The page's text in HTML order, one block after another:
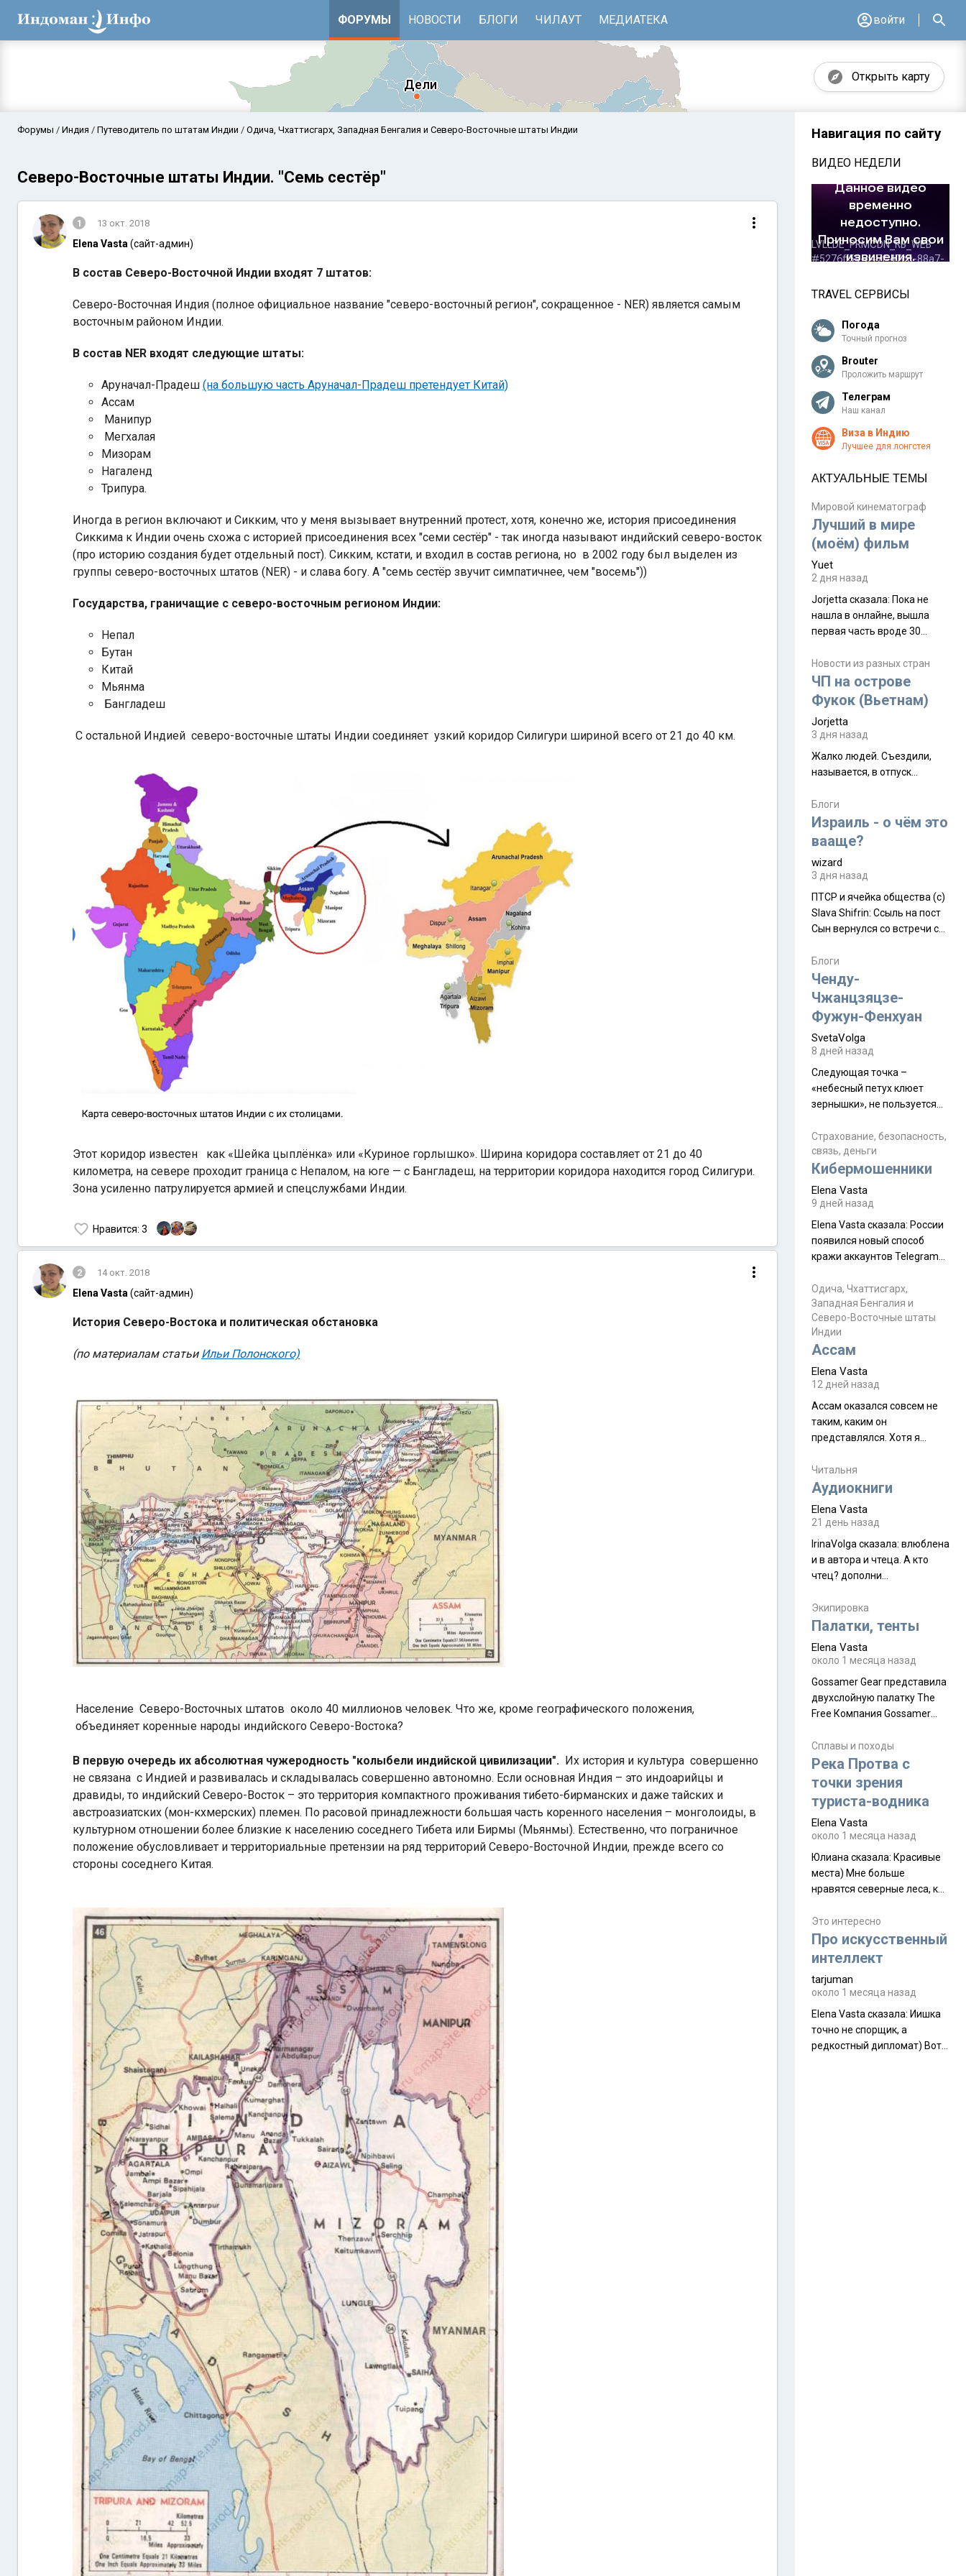
ФОРУМЫ НОВОСТИ БЛОГИ ЧИЛАУТ МЕДИАТЕКА войти
Открыть карту
Аравийское море
Форумы Индия Путеводитель по штатам Индии Одича, Чхаттисгарх, Западная Бенгалия и Северо-Восточные штаты Индии
Северо-Восточные штаты Индии. "Семь сестёр"
1 13 окт. 2018
Elena Vasta (сайт-админ)
В состав Северо-Восточной Индии входят 7 штатов:
Северо-Восточная Индия (полное официальное название "северо-восточный регион", сокращенное - NER) является самым
восточным районом Индии.
В состав NER входят следующие штаты:
Аруначал-Прадеш (на большую часть Аруначал-Прадеш претендует Китай)
Ассам
Манипур
Мегхалая
Мизорам
Нагаленд
Трипура.
Иногда в регион включают и Сикким, что у меня вызывает внутренний протест, хотя, конечно же, история присоединения
Сиккима к Индии очень схожа с историей присоединения всех "семи сестёр" - так иногда называют индийский северо-восток
(про историю создания будет отдельный пост). Сикким, кстати, и входил в состав региона, но в 2002 году был выделен из
группы северо-восточных штатов (NER) - и слава богу. А "семь сестёр звучит симпатичнее, чем "восемь"))
Государства, граничащие с северо-восточным регионом Индии:
Непал
Бутан
Китай
Мьянма
Бангладеш
С остальной Индией северо-восточные штаты Индии соединяет узкий коридор Силигури шириной всего от 21 до 40 км.
Этот коридор известен как «Шейка цыплёнка» или «Куриное горлышко». Ширина коридора составляет от 21 до 40
километра, на севере проходит граница с Непалом, на юге — с Бангладеш, на территории коридора находится город Силигури.
Зона усиленно патрулируется армией и спецслужбами Индии.
Нравится: 3
2 14 окт. 2018
Elena Vasta(сайт-админ)
История Северо-Востока и политическая обстановка
(по материалам статьи Ильи Полонского)
Население Северо-Восточных штатов около 40 миллионов человек. Что же, кроме географического положения,
объединяет коренные народы индийского Северо-Востока?
В первую очередь их абсолютная чужеродность "колыбели индийской цивилизации". Их история и культура совершенно
не связана с Индией и развивалась и складывалась совершенно автономно. Если основная Индия – это индоарийцы и
дравиды, то индийский Северо-Восток – это территория компактного проживания тибето-бирманских и даже тайских и
австроазиатских (мон-кхмерских) племен. По расовой принадлежности большая часть коренного населения – монголоиды, в
культурном отношении более близкие к населению соседнего Тибета или Бирмы (Мьянмы). Естественно, что пограничное
положение обусловливает и территориальные претензии на ряд территорий Северо-Восточной Индии, прежде всего со
стороны соседнего Китая.
Навигация по сайту
ВИДЕО НЕДЕЛИ
TRAVEL СЕРВИСЫ
Погода
Точный прогноз
Brouter
Проложить маршрут
Телеграм
Наш канал
Виза в Индию
Лучшее для лонгстея
АКТУАЛЬНЫЕ ТЕМЫ
Мировой кинематограф
Лучший в мире
(моём) фильм
Yuet
2 дня назад
Jorjetta сказалa: Пока не
нашла в онлайне, вышла
первая часть вроде 30
Дивали 8 ноября.
Новости из разных стран
ЧП на острове
Фукок (Вьетнам)
Jorjetta
3 дня назад
Жалко людей. Съездили,
называется, в отпуск...
Блоги
Израиль - о чём это
вааще?
wizard
3 дня назад
ПТСР и ячейка общества (с)
Slava Shifrin: Ссыль на пост
Сын вернулся со встречи с
уже, как демобилизовались,
а продолжают встречаться
почти каждую неделю) и с
порога сообщил: "Эйтан
разводится!" Эйтан -
мальчик из религиозной
семьи, из тех, кого называют
"вязаные кипы". С 2022-го
Блоги
Ченду-
Чжанцзяцзе-
Фужун-Фенхуан
SvetaVolga
8 дней назад
Следующая точка –
«небесный петух клюет
зернышки», не пользуется
заслужено, и чтобы попасть
на начало тропы показали
водителю карту, иначе
Пошли туда, потому что я
отзывов. По мне – сплошная
физуха, долгий спуск, потом
подъем по этому же пути.
Пока
Страхование, безопасность,
связь, деньги
Кибермошенники
Elena Vasta
9 дней назад
Elena Vasta сказалa: России
появился новый способ
кражи аккаунтов Telegram
Прочитайте! У моих двух
знакомых вот так увели
аккаунты
Одича, Чхаттисгарх,
Западная Бенгалия и
Северо-Восточные штаты
Индии
Ассам
Elena Vasta
12 дней назад
Ассам оказался совсем не
таким, каким он
представлялся. Хотя я
краешек, но все же схватила
ауру штата, как-то он меня
природа, мягкие
такая как бы переходная
ступень между привычной
нам Индией и остальными
надеюсь увидеть.
Читальня
Аудиокниги
Elena Vasta
21 день назад
IrinaVolga сказалa: влюблена
и в автора и чтеца. А кто
чтец? дополни
Экипировка
Палатки, тенты
Elena Vasta
около 1 месяца назад
Gossamer Gear представила
двухслойную палатку The
Free Компания Gossamer
туристическую палатку The
Free, которая стала первой
ультралегкой моделью в
ассортименте
производителя. Новинка
получила двухслойную
конструкцию с отдельным
внешним тентом и сетчатой
внутренней палаткой, а ее
комплектации составляет
около 845 г. Палатка весит
менее
Сплавы и походы
Река Протва с
точки зрения
туриста-водника
Elena Vasta
около 1 месяца назад
Юлиана сказалa: Красивые
места) Мне больше
нравятся северные леса, как
южной тайги
Это интересно
Про искусственный
интеллект
tarjuman
около 1 месяца назад
Elena Vasta сказалa: Иишка
точно не спорщик, а
редкостный дипломат) Вот,